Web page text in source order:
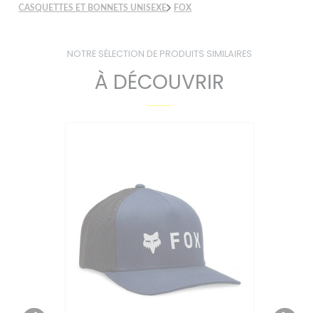
CASQUETTES ET BONNETS UNISEXE
FOX
NOTRE SÉLECTION DE PRODUITS SIMILAIRES
À DÉCOUVRIR